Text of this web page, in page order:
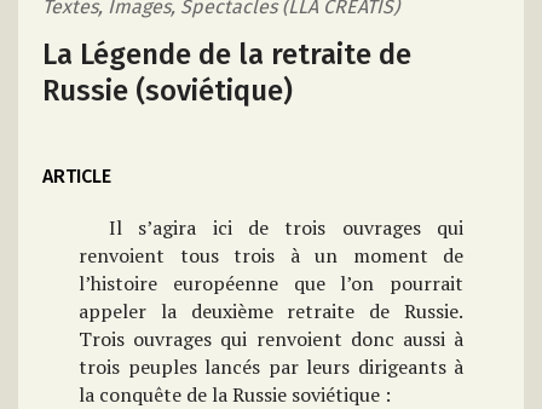
Textes, Images, Spectacles (LLA CREATIS)
La Légende de la retraite de
Russie (soviétique)
ARTICLE
Il s’agira ici de trois ouvrages qui
renvoient tous trois à un moment de
l’histoire européenne que l’on pourrait
appeler la deuxième retraite de Russie.
Trois ouvrages qui renvoient donc aussi à
trois peuples lancés par leurs dirigeants à
la conquête de la Russie soviétique :